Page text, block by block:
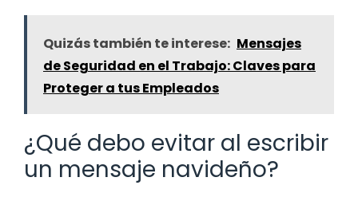
Quizás también te interese: Mensajes
de Seguridad en el Trabajo: Claves para
Proteger a tus Empleados
¿Qué debo evitar al escribir
un mensaje navideño?